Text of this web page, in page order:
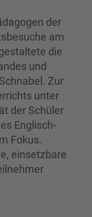
der
am
die
und
Zur
unter
der Schüler
Englisch-
Fokus.
einsetzbare